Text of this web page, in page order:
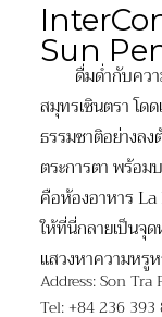
Sun
ดื่มด่ำกับความ
สมุทรเซินตรา โ
ธรรมชาติอย่างล
ตระการตา พร้อม
คือห้องอาหาร
ให้ที่นี่กลายเป็นจุ
แสวงหาความหรู
Address: Son
Tel: +84 236 393